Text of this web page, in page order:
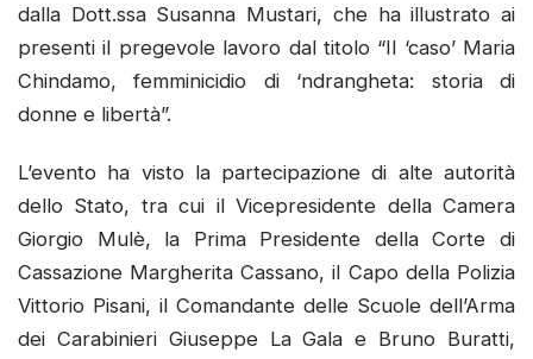
dalla Dott.ssa Susanna Mustari, che ha illustrato ai
presenti il pregevole lavoro dal titolo “Il ‘caso’ Maria
Chindamo, femminicidio di ‘ndrangheta: storia di
donne e libertà”.
L’evento ha visto la partecipazione di alte autorità
dello Stato, tra cui il Vicepresidente della Camera
Giorgio Mulè, la Prima Presidente della Corte di
Cassazione Margherita Cassano, il Capo della Polizia
Vittorio Pisani, il Comandante delle Scuole dell’Arma
dei Carabinieri Giuseppe La Gala e Bruno Buratti,